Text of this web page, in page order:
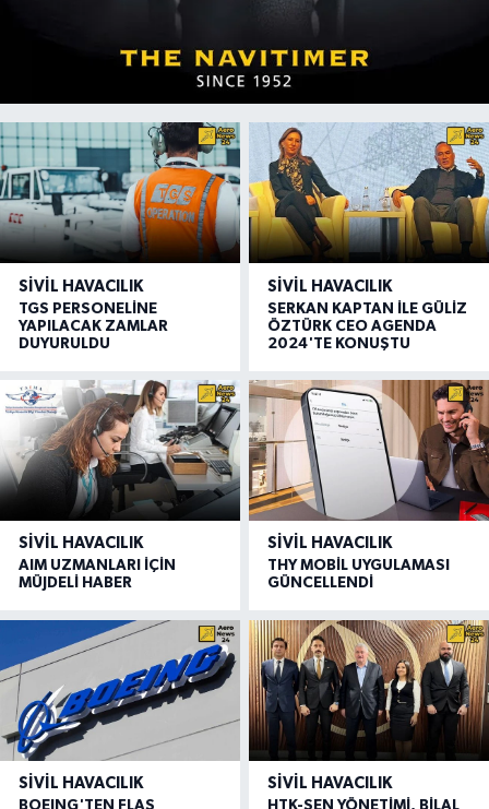
SIVIL HAVACILIK
TGS PERSONELİNE
YAPILACAK ZAMLAR
DUYURULDU
SIVIL HAVACILIK
SERKAN KAPTAN İLE GÜLİZ
ÖZTÜRK CEO AGENDA
2024'TE KONUŞTU
SIVIL HAVACILIK
AIM UZMANLARI İÇİN
MÜJDELİ HABER
SIVIL HAVACILIK
THY MOBİL UYGULAMASI
GÜNCELLENDİ
SIVIL HAVACILIK SIVIL HAVACILIK